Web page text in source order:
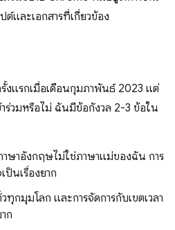
และเอกสารที่เกี่ยวข้อง
งแรกเมื่อเดือนกุมภาพันธ์ 2023 แต่
ร่วมหรือไม่ ฉันมีข้อกังวล 2-3 ข้อใน
ษาอังกฤษไม่ใช่ภาษาแม่ของฉัน การ
ป็นเรื่องยาก
กมุมโลก และการจัดการกับเขตเวลา
ก